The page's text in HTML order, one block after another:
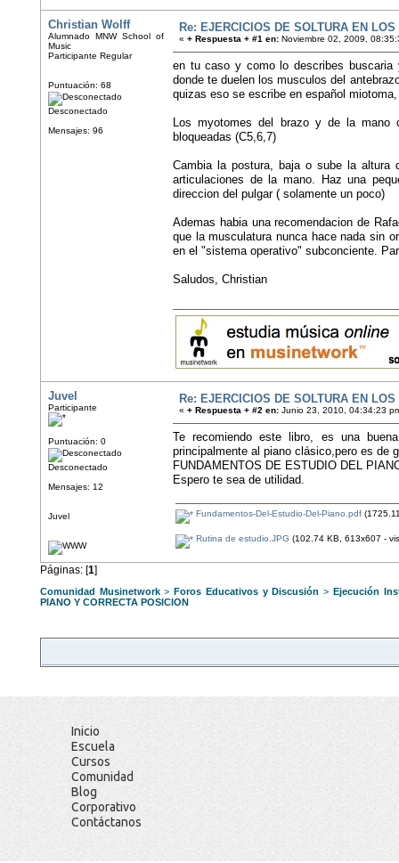
Christian Wolff
Alumnado MNW School of
Music
Participante Regular
Puntuación: 68
Desconectado
Mensajes: 96
Re: EJERCICIOS DE SOLTURA EN
« + Respuesta + #1 en: Noviembre 02, 2009,
en tu caso y como lo describes buscaria
donde te duelen los musculos del
quizas eso se escribe en español
Los myotomes del brazo y de la mano
bloqueadas (C5,6,7)
Cambia la postura, baja o sube la altura
articulaciones de la mano. Haz una
direccion del pulgar ( solamente un poco)
Ademas habia una recomendacion de
que la musculatura nunca hace nada sin
en el "sistema operativo" subconciente.
Saludos, Christian
Juvel
Participante
Puntuación: 0
Desconectado
Mensajes: 12
Juvel
Re: EJERCICIOS DE SOLTURA EN
« + Respuesta + #2 en: Junio 23, 2010, 04:34:23
Te recomiendo este libro, es una
principalmente al piano clásico,pero es de
FUNDAMENTOS DE ESTUDIO DEL
Espero te sea de utilidad.
Fundamentos-Del-Estudio-Del-Piano.pdf
Rutina de estudio.JPG (102.74 KB, 613x607 -
Páginas: [1]
Comunidad Musinetwork>Foros Educativos y Discusión > Ejecución
PIANO Y CORRECTA POSICION
Inicio
Escuela
Cursos
Comunidad
Blog
Corporativo
Contáctanos